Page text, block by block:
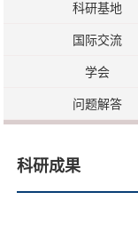
科研基地
国际交流
学会
问题解答
科研成果